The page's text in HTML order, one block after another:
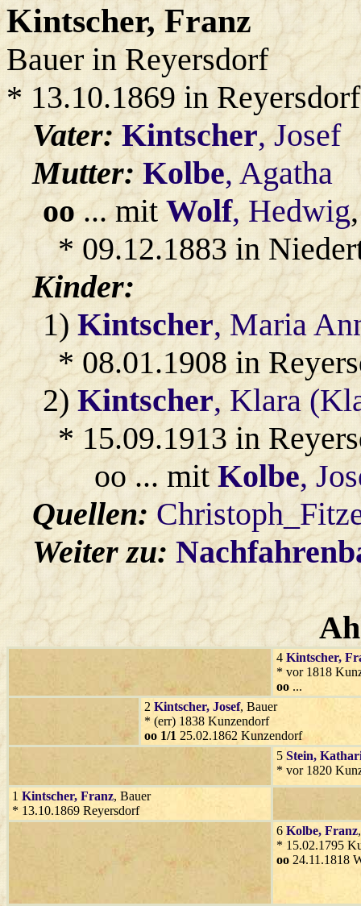
Kintscher, Franz
Bauer in Reyersdorf
* 13.10.1869 in Reyersdorf
Vater:Kintscher, Josef
Mutter:Kolbe, Agatha
oo... mitWolf, Hedwig,
* 09.12.1883 in
Kinder:
1)Kintscher, Maria
* 08.01.1908 in
2)Kintscher, Klara
* 15.09.1913 in
oo ... mitKolbe,
Quellen:
Weiter zu:
4 Kintscher,
* vor 1818
oo ...
2 Kintscher, Josef, Bauer
* (err) 1838 Kunzendorf
oo 1/1 25.02.1862 Kunzendorf
5 Stein,
* vor 1820
1 Kintscher, Franz, Bauer
* 13.10.1869 Reyersdorf
6 Kolbe, Franz
* 15.02.1795
oo 24.11.1818